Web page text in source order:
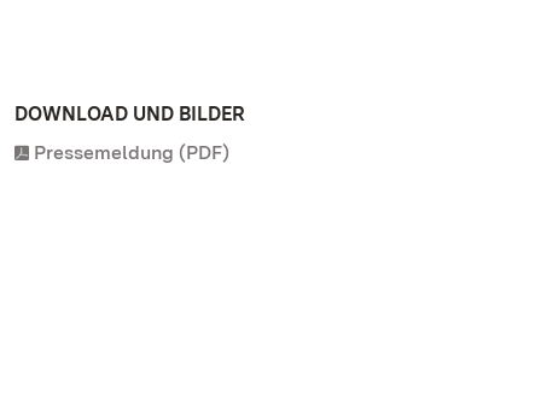
DOWNLOAD UND BILDER
Pressemeldung (PDF)